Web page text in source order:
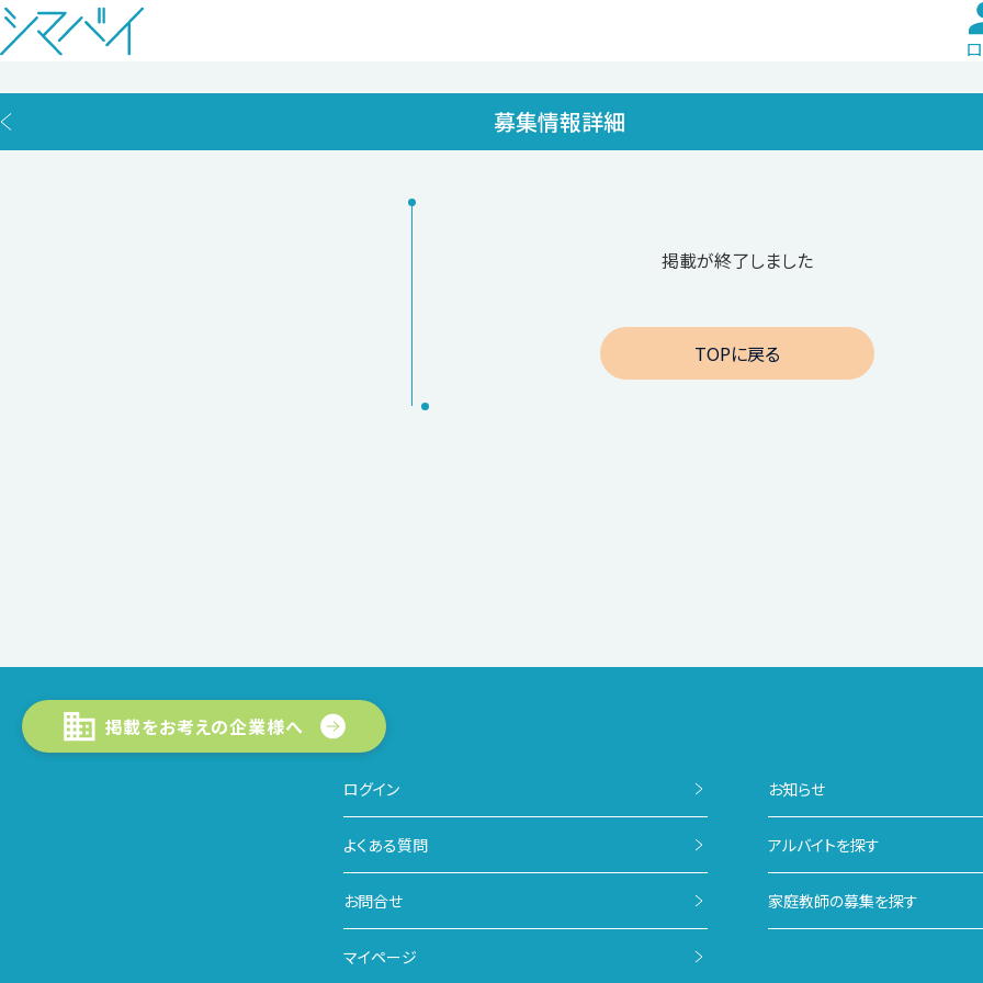
募集情報詳細
掲載が終了しました
TOPに戻る
掲載をお考えの企業様へ
ログイン
アルバイトを探す
家庭教師の募集を探す
お知らせ
よくある質問
お問合せ
マイページ